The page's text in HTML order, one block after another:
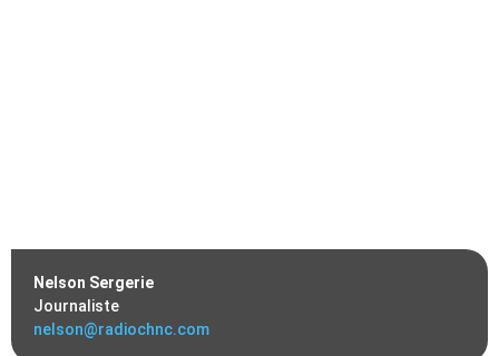
Nelson Sergerie
Journaliste
nelson@radiochnc.com